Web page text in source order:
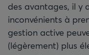
des avantages, il y
inconvénients à
gestion active
(légèrement) plus